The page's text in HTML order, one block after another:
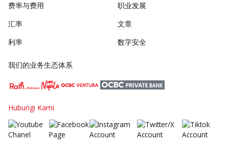
费率与费用
汇率
利率
职业发展
文章
数字安全
我们的业务生态体系
Hubungi Kami